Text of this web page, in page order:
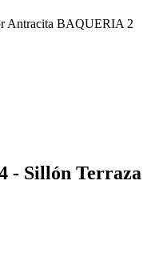
Antracita BAQUERIA 2
- Sillón Terraza